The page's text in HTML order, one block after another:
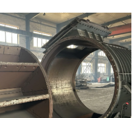
thái đóng kín. Nó không chỉ có